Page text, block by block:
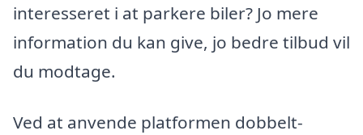
interesseret i at parkere biler? Jo mere
information du kan give, jo bedre tilbud vil
du modtage.
Ved at anvende platformen dobbelt-